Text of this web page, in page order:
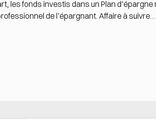
les fonds investis dans un Plan
de l’épargnant. Affaire à suivre…